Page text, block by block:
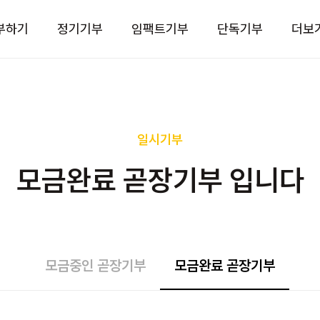
하기 정기기부 임팩트기부 단독기부 더보
일시기부
모금완료 곧장기부 입니다
모금중인 곧장기부 모금완료 곧장기부